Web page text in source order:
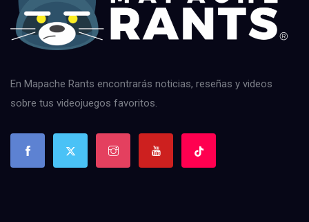
En Mapache Rants encontrarás noticias, reseñas y videos
sobre tus videojuegos favoritos.